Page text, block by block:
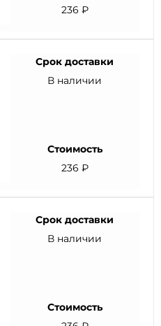
236 ₽
Срок доставки
В наличии
Стоимость
236 ₽
Срок доставки
В наличии
Стоимость